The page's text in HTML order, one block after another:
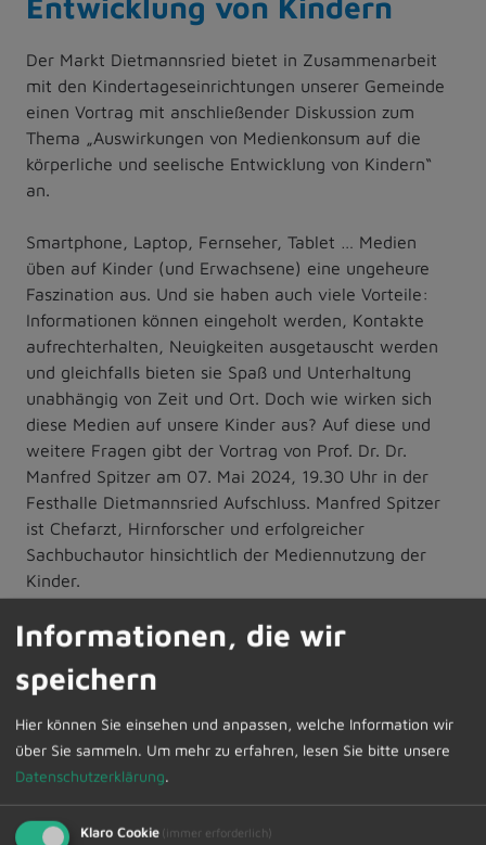
Der Markt Dietmannsried bietet in Zusammenarbeit
mit den Kindertageseinrichtungen unserer Gemeinde
einen Vortrag mit anschließender Diskussion zum
Thema „Auswirkungen von Medienkonsum auf die
körperliche und seelische Entwicklung von Kindern“
an.
Smartphone, Laptop, Fernseher, Tablet … Medien
üben auf Kinder (und Erwachsene) eine ungeheure
Faszination aus. Und sie haben auch viele Vorteile:
Informationen können eingeholt werden, Kontakte
aufrechterhalten, Neuigkeiten ausgetauscht werden
und gleichfalls bieten sie Spaß und Unterhaltung
unabhängig von Zeit und Ort. Doch wie wirken sich
diese Medien auf unsere Kinder aus? Auf diese und
weitere Fragen gibt der Vortrag von Prof. Dr. Dr.
Manfred Spitzer am 07. Mai 2024, 19.30 Uhr in der
Festhalle Dietmannsried Aufschluss. Manfred Spitzer
ist Chefarzt, Hirnforscher und erfolgreicher
Sachbuchautor hinsichtlich der Mediennutzung der
Kinder.
Der Eintritt zur Veranstaltung beträgt 11,00 €. Die
www.ticket-regional.de (dort den Ort eingeben) oder
werden.
Informationen, die wir
speichern
Hier können Sie einsehen und anpassen, welche Information wir
über Sie sammeln. Um mehr zu erfahren, lesen Sie bitte unsere
Datenschutzerklärung.
Klaro Cookie (immer erforderlich)